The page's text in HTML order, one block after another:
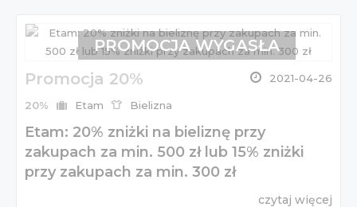
Promocja 20% 2021-04-26
20% Etam Bielizna
Etam: 20% zniżki na bieliznę przy
zakupach za min. 500 zł lub 15% zniżki
przy zakupach za min. 300 zł
czytaj więcej
PROMOCJA WYGASŁA